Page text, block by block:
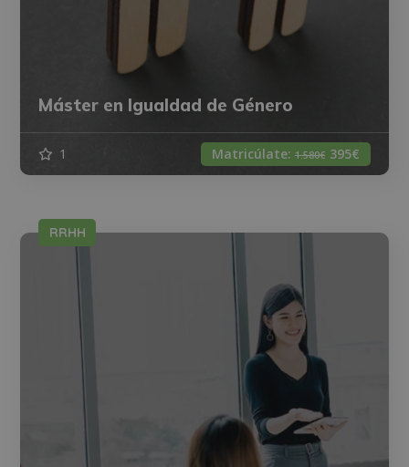
Máster en Igualdad de Género
1 Matricúlate: 1.580€ 395€
RRHH